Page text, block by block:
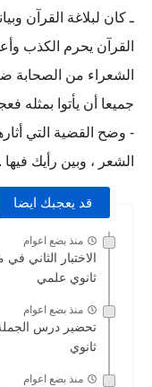
ـ كان لبلاغة القرآن
القرآن يحرم الكذب
الشعراء من الصحابة
جميعا أن يأتوا بمثله
- وضح القضية التي
الشعر ، وبين رأيك فيها .
قد يعجبك ايضا
منذ بضع اعوام
الاختبار الثاني في
ثانوي علمي
منذ بضع اعوام
تحضير درس الجملة
ثانوي
منذ بضع اعوام